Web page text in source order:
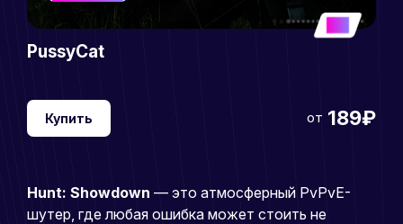
5
PussyCat
Купить от 189₽
Hunt: Showdown — это атмосферный PvPvE-
шутер, где любая ошибка может стоить не